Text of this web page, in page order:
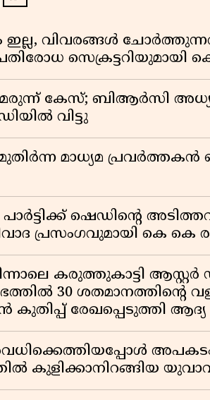
വിവരങ്ങൾ
സെക്രട്ടറിയുമായി
കേസ്; ബിആർസി
വിട്ടു
മുതിർന്ന മാധ്യമ
ഷെഡിൻ്റെ
പ്രസംഗവുമായി കെ കെ
കരുത്തുകാട്ടി ആസ്റ്റർ
30 ശതമാനത്തിൻ്റെ
കുതിപ്പ് രേഖപ്പെടുത്തി ആദ്യ
അവധിക്കെത്തിയപ്പോൾ
കുളിക്കാനിറങ്ങിയ